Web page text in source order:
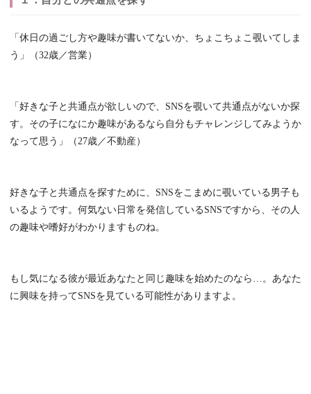
「休日の過ごし方や趣味が書いてないか、ちょこちょこ覗いてしま
う」（32歳／営業）
「好きな子と共通点が欲しいので、SNSを覗いて共通点がないか探
す。その子になにか趣味があるなら自分もチャレンジしてみようか
なって思う」（27歳／不動産）
好きな子と共通点を探すために、SNSをこまめに覗いている男子も
いるようです。何気ない日常を発信しているSNSですから、その人
の趣味や嗜好がわかりますものね。
もし気になる彼が最近あなたと同じ趣味を始めたのなら…。あなた
に興味を持ってSNSを見ている可能性がありますよ。